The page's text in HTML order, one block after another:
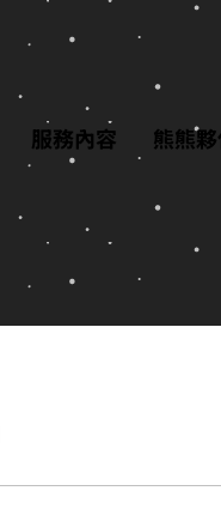
服務內容 熊熊